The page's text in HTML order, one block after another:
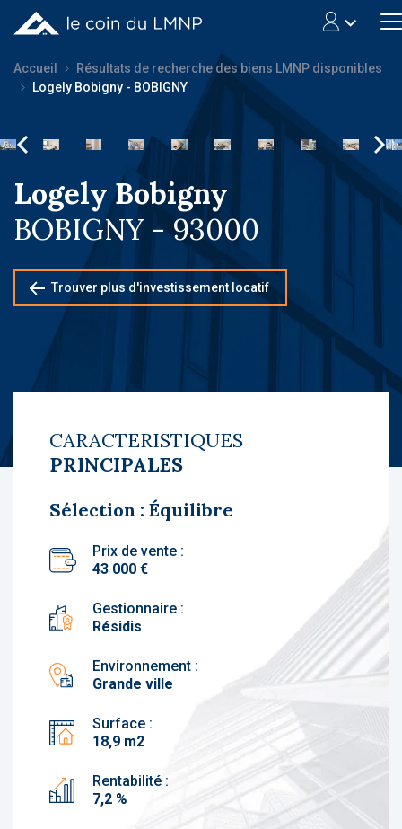
Accueil
Résultats de recherche des biens LMNP disponibles
Logely Bobigny - BOBIGNY
Logely Bobigny
BOBIGNY - 93000
Trouver plus d'investissement locatif
CARACTERISTIQUES
PRINCIPALES
Sélection : Équilibre
Prix de vente :
43 000 €
Gestionnaire :
Résidis
Environnement :
Grande ville
Surface :
18,9 m2
Rentabilité :
7,2 %